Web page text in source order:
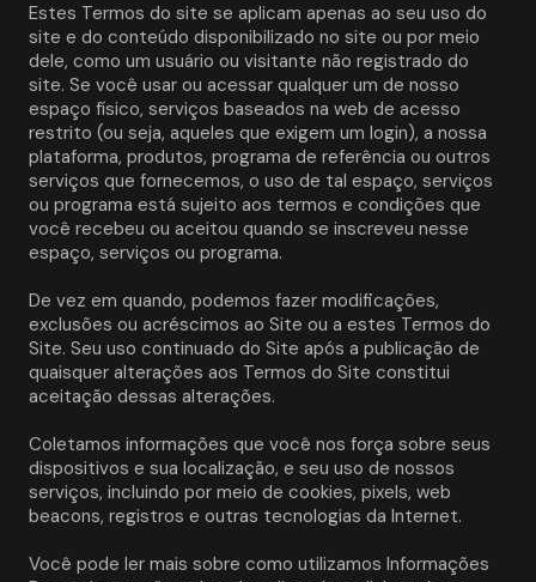
Estes Termos do site se aplicam apenas ao seu uso do
site e do conteúdo disponibilizado no site ou por meio
dele, como um usuário ou visitante não registrado do
site. Se você usar ou acessar qualquer um de nosso
espaço físico, serviços baseados na web de acesso
restrito (ou seja, aqueles que exigem um login), a nossa
plataforma, produtos, programa de referência ou outros
serviços que fornecemos, o uso de tal espaço, serviços
ou programa está sujeito aos termos e condições que
você recebeu ou aceitou quando se inscreveu nesse
espaço, serviços ou programa.
De vez em quando, podemos fazer modificações,
exclusões ou acréscimos ao Site ou a estes Termos do
Site. Seu uso continuado do Site após a publicação de
quaisquer alterações aos Termos do Site constitui
aceitação dessas alterações.
Coletamos informações que você nos força sobre seus
dispositivos e sua localização, e seu uso de nossos
serviços, incluindo por meio de cookies, pixels, web
beacons, registros e outras tecnologias da Internet.
Você pode ler mais sobre como utilizamos Informações